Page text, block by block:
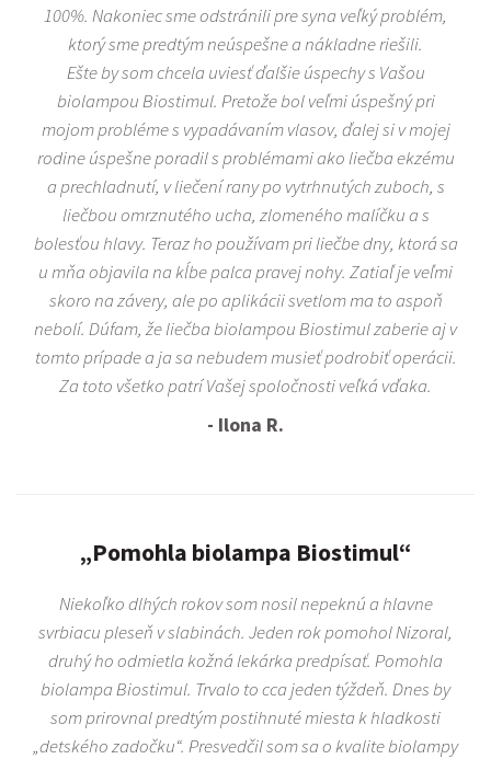
100%. Nakoniec sme odstránili pre syna veľký problém,
ktorý sme predtým neúspešne a nákladne riešili.
Ešte by som chcela uviesť ďalšie úspechy s Vašou
biolampou Biostimul. Pretože bol veľmi úspešný pri
mojom probléme s vypadávaním vlasov, ďalej si v mojej
rodine úspešne poradil s problémami ako liečba ekzému
a prechladnutí, v liečení rany po vytrhnutých zuboch, s
liečbou omrznutého ucha, zlomeného malíčku a s
bolesťou hlavy. Teraz ho používam pri liečbe dny, ktorá sa
u mňa objavila na kĺbe palca pravej nohy. Zatiaľ je veľmi
skoro na závery, ale po aplikácii svetlom ma to aspoň
nebolí. Dúfam, že liečba biolampou Biostimul zaberie aj v
tomto prípade a ja sa nebudem musieť podrobiť operácii.
Za toto všetko patrí Vašej spoločnosti veľká vďaka.
- Ilona R.
„Pomohla biolampa Biostimul“
Niekoľko dlhých rokov som nosil nepeknú a hlavne
svrbiacu pleseň v slabinách. Jeden rok pomohol Nizoral,
druhý ho odmietla kožná lekárka predpísať. Pomohla
biolampa Biostimul. Trvalo to cca jeden týždeň. Dnes by
som prirovnal predtým postihnuté miesta k hladkosti
„detského zadočku“. Presvedčil som sa o kvalite biolampy